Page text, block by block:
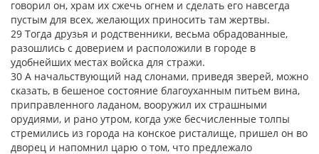
говорил он, храм их сжечь огнем и сделать его навсегда
пустым для всех, желающих приносить там жертвы.
29 Тогда друзья и родственники, весьма обрадованные,
разошлись с доверием и расположили в городе в
удобнейших местах войска для стражи.
30 А начальствующий над слонами, приведя зверей, можно
сказать, в бешеное состояние благоуханным питьем вина,
приправленного ладаном, вооружил их страшными
орудиями, и рано утром, когда уже бесчисленные толпы
стремились из города на конское ристалище, пришел он во
дворец и напомнил царю о том, что предлежало